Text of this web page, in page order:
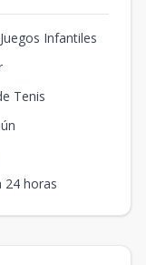
Infantiles
Tenis
24 horas